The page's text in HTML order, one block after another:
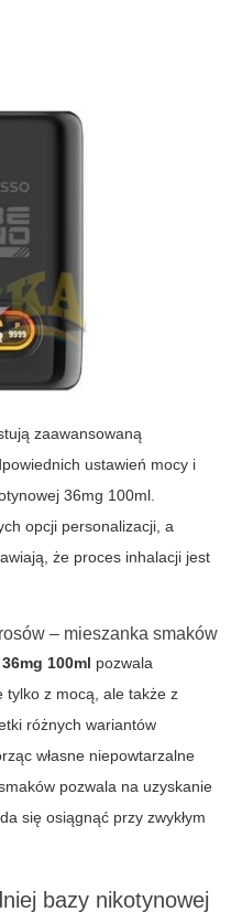
zaawansowaną
ustawień mocy i
36mg 100ml.
opcji personalizacji, a
że proces inhalacji jest
– mieszanka smaków
100ml pozwala
tylko z mocą, ale także z
różnych wariantów
własne niepowtarzalne
pozwala na uzyskanie
się osiągnąć przy zwykłym
bazy nikotynowej